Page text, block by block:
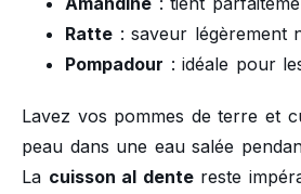
Ratte : saveur légèrement
Pompadour : idéale pour
Lavez vos pommes de terre et
peau dans une eau salée
La cuisson al dentereste